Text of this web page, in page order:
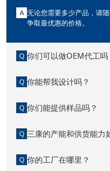
A 无论您需要多少产品，请
争取最优惠的价格。
Q 你们可以做OEM代工吗
Q 你能帮我设计吗？
Q 你们能提供样品吗？
Q 三康的产能和供货能力
Q 你的工厂在哪里？